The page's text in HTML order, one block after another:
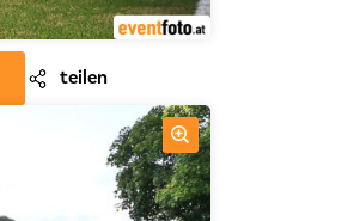
teilen